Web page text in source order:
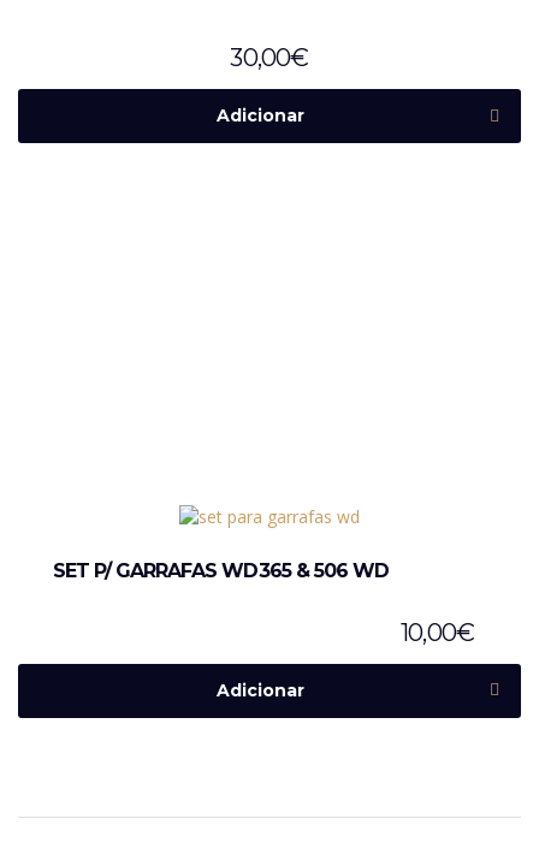
30,00€
Adicionar
SET P/ GARRAFAS WD365 & 506 WD
10,00€
Adicionar